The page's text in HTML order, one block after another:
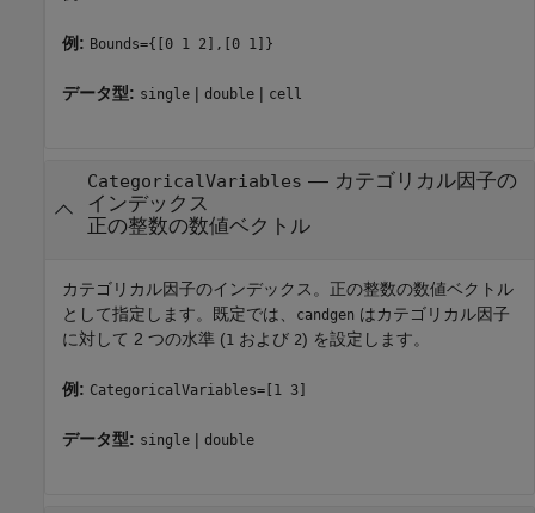
例: Bounds={[0 1 2],[0 1]}
データ型: single | double | cell
CategoricalVariables — カテゴリカル因子の
インデックス
正の整数の数値ベクトル
カテゴリカル因子のインデックス。正の整数の数値ベクトル
として指定します。既定では、
candgen はカテゴリカル因子
に対して 2 つの水準 (1 および 2) を設定します。
例: CategoricalVariables=[1 3]
データ型: single | double